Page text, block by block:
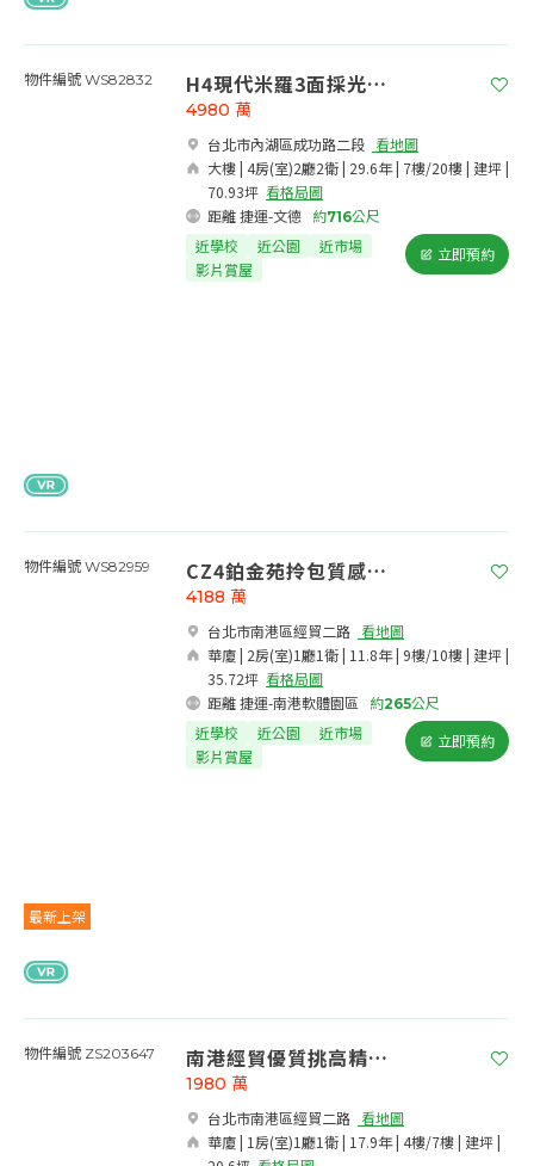
物件編號 WS82832 H4現代米羅3面採光景觀戶
台北市內湖區成功路二段​ 看地圖
大樓 | 4房(室)2廳2衛 | 29.6年 | 7樓/20樓 | 建坪 |
70.93坪 看格局圖
距離 捷運-文德
約716公尺
4980 萬
近學校 近公園
近市場
影片賞屋
立即預約
物件編號 WS82959
最新上架
CZ4鉑金苑拎包質感二房
台北市南港區經貿二路​ 看地圖
華廈 | 2房(室)1廳1衛 | 11.8年 | 9樓/10樓 | 建坪 |
35.72坪 看格局圖
距離 捷運-南港軟體園區
約265公尺
4188 萬
近學校 近公園
近市場
影片賞屋
立即預約
物件編號 ZS203647 南港經貿優質挑高精品房
台北市南港區經貿二路​ 看地圖
華廈 | 1房(室)1廳1衛 | 17.9年 | 4樓/7樓 | 建坪 |
1980 萬